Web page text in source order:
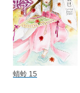
蜻蛉 15